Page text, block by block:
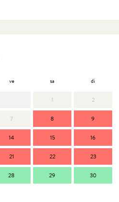
ve sa di
1 2
7 8 9
14 15 16
21 22 23
28 29 30